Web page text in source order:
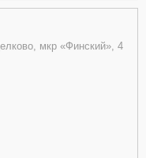
мкр «Финский», 4